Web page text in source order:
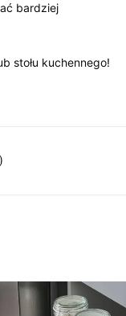
bardziej
stołu kuchennego!